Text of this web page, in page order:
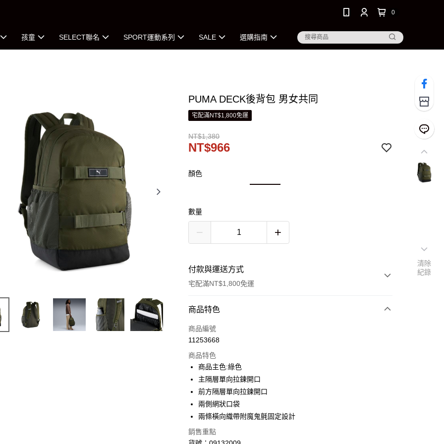
0
孩童 SELECT聯名 SPORT運動系列 SALE 選購指南
PUMA DECK後背包 男女共同
宅配滿NT$1,800免運
NT$1,380
NT$966
顏色
數量
付款與運送方式
宅配滿NT$1,800免運
付款方式
信用卡一次付款
Apple Pay
街口支付
悠遊付
Google Pay
貨到付款
商品特色
商品編號
11253668
商品特色
商品主色:綠色
主隔層單向拉鍊開口
前方隔層單向拉鍊開口
兩側網狀口袋
兩條橫向織帶附魔鬼氈固定設計
銷售重點
清除
紀錄